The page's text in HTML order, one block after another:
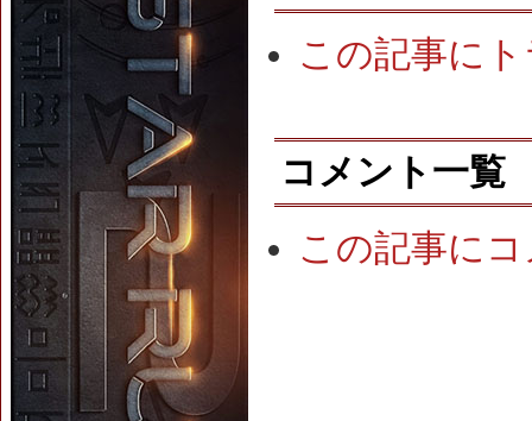
この記事に
コメント一覧
この記事に